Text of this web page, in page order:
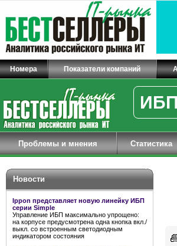
Номера Показатели компаний
Проблемы и мнения Статистика
Новости
Ippon представляет новую линейку ИБП
серии Simple
Управление ИБП максимально упрощено:
на корпусе предусмотрена одна кнопка вкл./
выкл. со встроенным светодиодным
индикатором состояния